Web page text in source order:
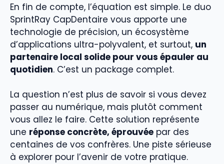
En fin de compte, l’équation est simple. Le duo
SprintRay CapDentaire vous apporte une
technologie de précision, un écosystème
d’applications ultra-polyvalent, et surtout, un
partenaire local solide pour vous épauler au
quotidien. C’est un package complet.
La question n’est plus de savoir si vous devez
passer au numérique, mais plutôt comment
vous allez le faire. Cette solution représente
une réponse concrète, éprouvée par des
centaines de vos confrères. Une piste sérieuse
à explorer pour l’avenir de votre pratique.